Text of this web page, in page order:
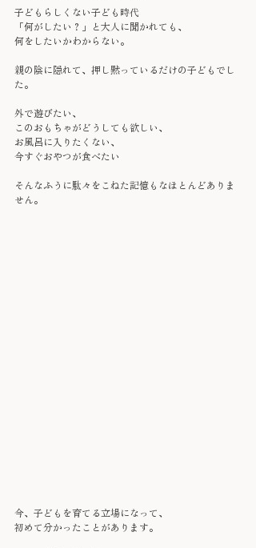
子どもらしくない子ども時代
「何がしたい？」と大人に聞かれても、
何をしたいかわからない。
親の陰に隠れて、押し黙っているだけの子どもでし
た。
外で遊びたい、
このおもちゃがどうしても欲しい、
お風呂に入りたくない、
今すぐおやつが食べたい
そんなふうに駄々をこねた記憶もなほとんどありま
せん。
今、子どもを育てる立場になって、
初めて分かったことがあります。